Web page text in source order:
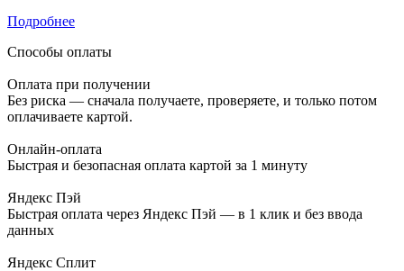
Подробнее
Способы оплаты
Оплата при получении
Без риска — сначала получаете, проверяете, и только потом
оплачиваете картой.
Онлайн-оплата
Быстрая и безопасная оплата картой за 1 минуту
Яндекс Пэй
Быстрая оплата через Яндекс Пэй — в 1 клик и без ввода
данных
Яндекс Сплит